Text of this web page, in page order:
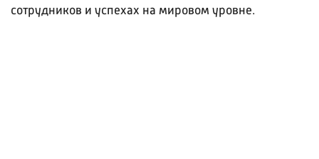
сотрудников и успехах на мировом уровне.